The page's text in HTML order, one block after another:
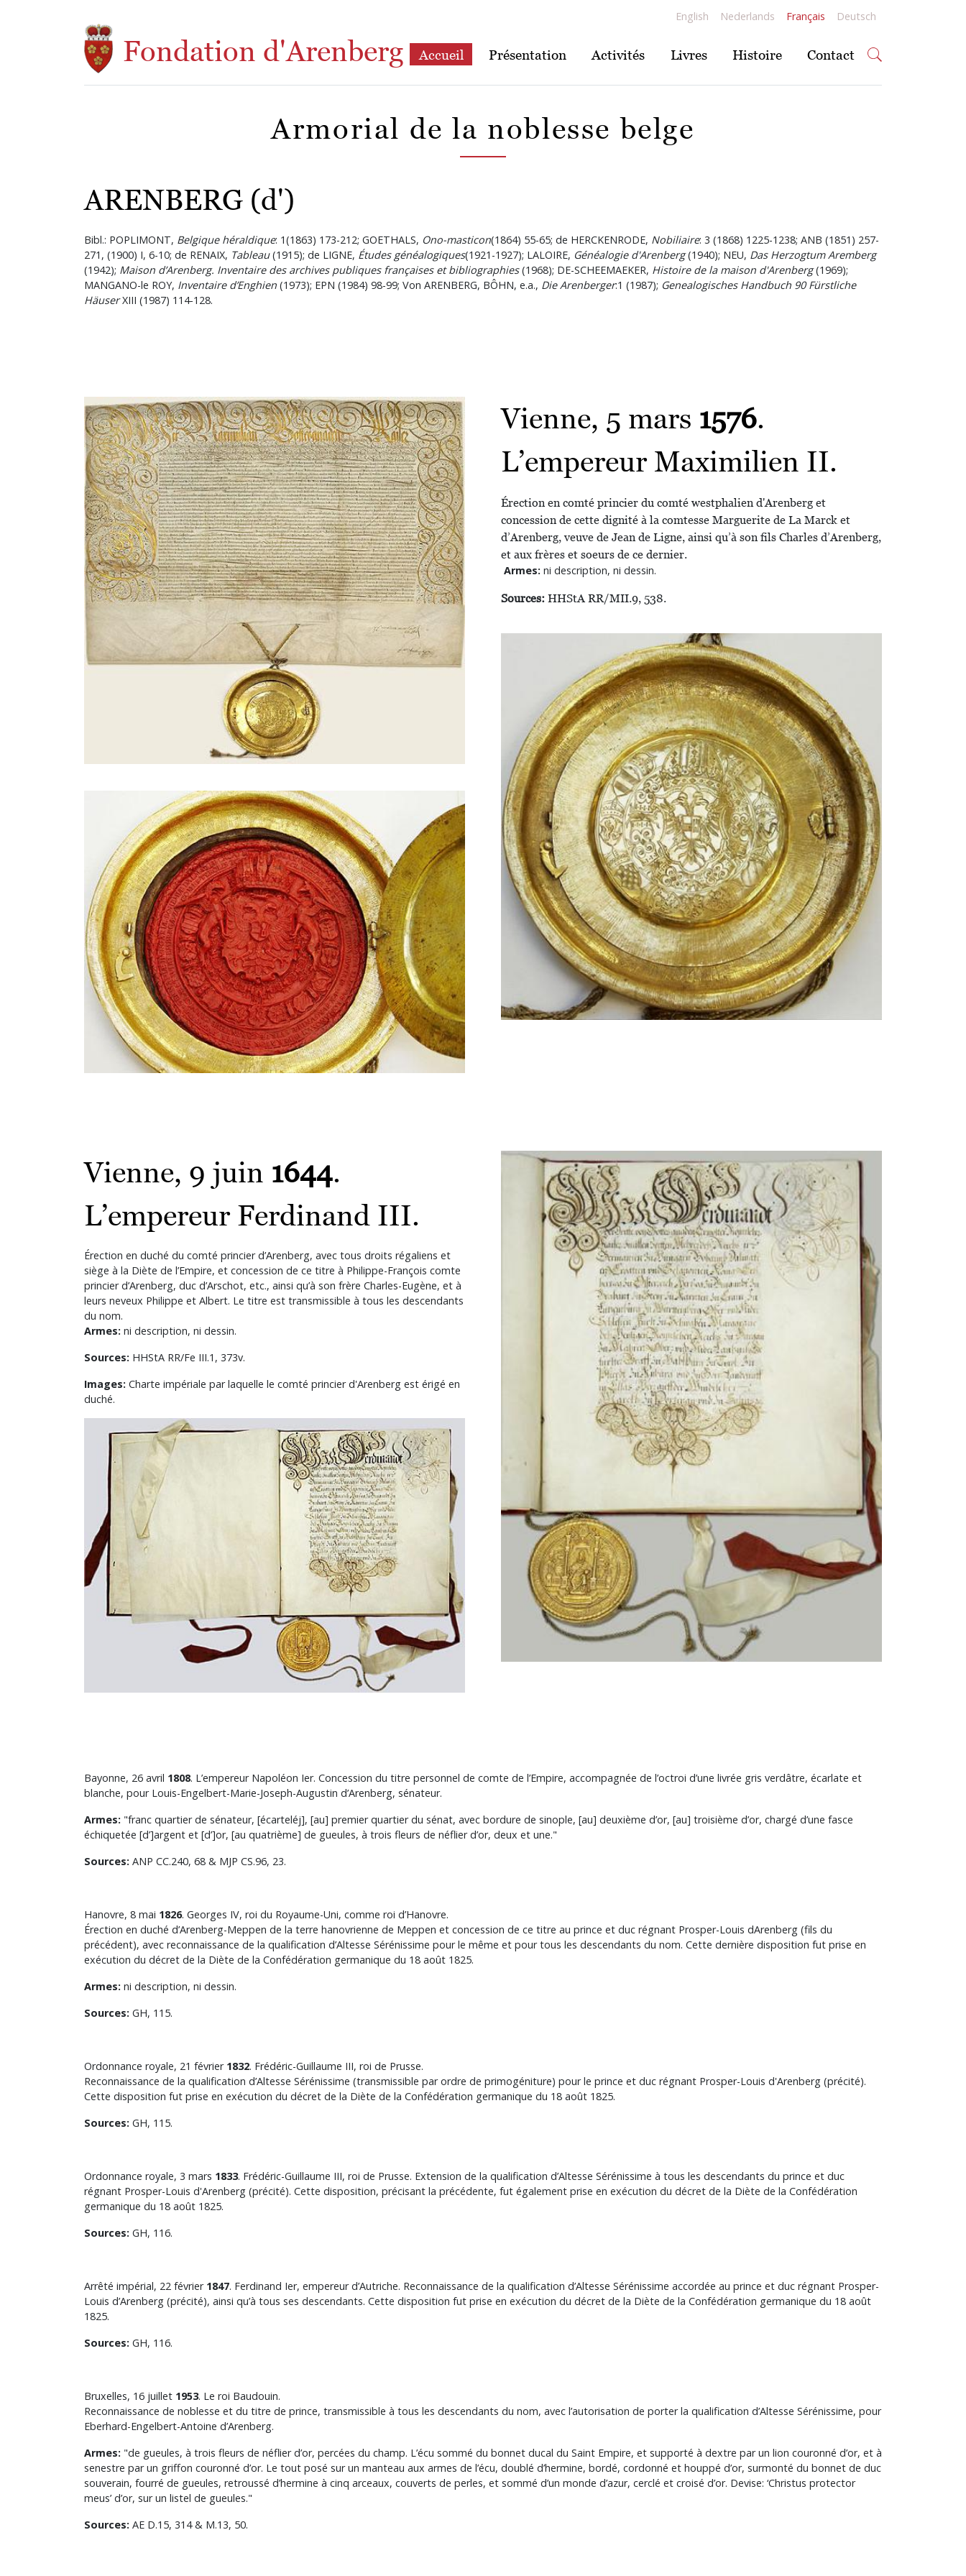
English Nederlands Français Deutsch
Fondation d'Arenberg Accueil Présentation Activités Livres Histoire Contact
Armorial de la noblesse belge
ARENBERG (d')
Bibl.: POPLIMONT, Belgique héraldique: 1(1863) 173-212; GOETHALS, Ono-masticon(1864) 55-65; de HERCKENRODE, Nobiliaire: 3 (1868) 1225-1238; ANB (1851) 257-
271, (1900) I, 6-10; de RENAIX, Tableau(1915); de LIGNE, Études généalogiques(1921-1927); LALOIRE, Généalogie d'Arenberg(1940); NEU, Das Herzogtum Aremberg
(1942); Maison d’Arenberg. Inventaire des archives publiques françaises et bibliographies(1968); DE-SCHEEMAEKER, Histoire de la maison d'Arenberg(1969);
MANGANO-le ROY, Inventaire d’Enghien (1973); EPN (1984) 98-99; Von ARENBERG, BÔHN, e.a., Die Arenberger:1 (1987); Genealogisches Handbuch 90 Fürstliche
HäuserXIII (1987) 114-128.
Image Vienne, 5 mars 1576.
L’empereur Maximilien II.
Érection en comté princier du comté westphalien d'Arenberg et
concession de cette dignité à la comtesse Marguerite de La Marck et
d’Arenberg, veuve de Jean de Ligne, ainsi qu’à son fils Charles d’Arenberg,
et aux frères et soeurs de ce dernier.
Armes: ni description, ni dessin.
Sources: HHStA RR/MII.9, 538.
Vienne, 9 juin 1644.
L’empereur Ferdinand III.
Érection en duché du comté princier d’Arenberg, avec tous droits régaliens et
siège à la Diète de l’Empire, et concession de ce titre à Philippe-François comte
princier d’Arenberg, duc d’Arschot, etc., ainsi qu’à son frère Charles-Eugène, et à
leurs neveux Philippe et Albert. Le titre est transmissible à tous les descendants
du nom.
Armes: ni description, ni dessin.
Sources: HHStA RR/Fe III.1, 373v.
Images: Charte impériale par laquelle le comté princier d'Arenberg est érigé en
duché.
Image
Bayonne, 26 avril 1808. L’empereur Napoléon Ier. Concession du titre personnel de comte de l’Empire, accompagnée de l’octroi d’une livrée gris verdâtre, écarlate et
blanche, pour Louis-Engelbert-Marie-Joseph-Augustin d’Arenberg, sénateur.
Armes: "franc quartier de sénateur, [écarteléj], [au] premier quartier du sénat, avec bordure de sinople, [au] deuxième d’or, [au] troisième d’or, chargé d’une fasce
échiquetée [d’]argent et [d’]or, [au quatrième] de gueules, à trois fleurs de néflier d’or, deux et une."
Sources: ANP CC.240, 68 & MJP CS.96, 23.
Hanovre, 8 mai 1826. Georges IV, roi du Royaume-Uni, comme roi d’Hanovre.
Érection en duché d’Arenberg-Meppen de la terre hanovrienne de Meppen et concession de ce titre au prince et duc régnant Prosper-Louis dArenberg (fils du
précédent), avec reconnaissance de la qualification d’Altesse Sérénissime pour le même et pour tous les descendants du nom. Cette dernière disposition fut prise en
exécution du décret de la Diète de la Confédération germanique du 18 août 1825.
Armes: ni description, ni dessin.
Sources: GH, 115.
Ordonnance royale, 21 février 1832. Frédéric-Guillaume III, roi de Prusse.
Reconnaissance de la qualification d’Altesse Sérénissime (transmissible par ordre de primogéniture) pour le prince et duc régnant Prosper-Louis d'Arenberg (précité).
Cette disposition fut prise en exécution du décret de la Diète de la Confédération germanique du 18 août 1825.
Sources: GH, 115.
Ordonnance royale, 3 mars 1833. Frédéric-Guillaume III, roi de Prusse. Extension de la qualification d’Altesse Sérénissime à tous les descendants du prince et duc
régnant Prosper-Louis d'Arenberg (précité). Cette disposition, précisant la précédente, fut également prise en exécution du décret de la Diète de la Confédération
germanique du 18 août 1825.
Sources: GH, 116.
Arrêté impérial, 22 février 1847. Ferdinand Ier, empereur d’Autriche. Reconnaissance de la qualification d’Altesse Sérénissime accordée au prince et duc régnant Prosper-
Louis d’Arenberg (précité), ainsi qu’à tous ses descendants. Cette disposition fut prise en exécution du décret de la Diète de la Confédération germanique du 18 août
1825.
Sources: GH, 116.
Bruxelles, 16 juillet 1953. Le roi Baudouin.
Reconnaissance de noblesse et du titre de prince, transmissible à tous les descendants du nom, avec l’autorisation de porter la qualification d’Altesse Sérénissime, pour
Eberhard-Engelbert-Antoine d’Arenberg.
Armes: "de gueules, à trois fleurs de néflier d’or, percées du champ. L’écu sommé du bonnet ducal du Saint Empire, et supporté à dextre par un lion couronné d’or, et à
senestre par un griffon couronné d’or. Le tout posé sur un manteau aux armes de l’écu, doublé d’hermine, bordé, cordonné et houppé d’or, surmonté du bonnet de duc
souverain, fourré de gueules, retroussé d’hermine à cinq arceaux, couverts de perles, et sommé d’un monde d’azur, cerclé et croisé d’or. Devise: ‘Christus protector
meus’ d’or, sur un listel de gueules."
Sources: AE D.15, 314 & M.13, 50.